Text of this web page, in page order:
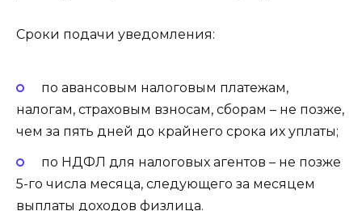
Сроки подачи уведомления:
по авансовым налоговым платежам,
налогам, страховым взносам, сборам – не позже,
чем за пять дней до крайнего срока их уплаты;
по НДФЛ для налоговых агентов – не позже
5-го числа месяца, следующего за месяцем
выплаты доходов физлица.